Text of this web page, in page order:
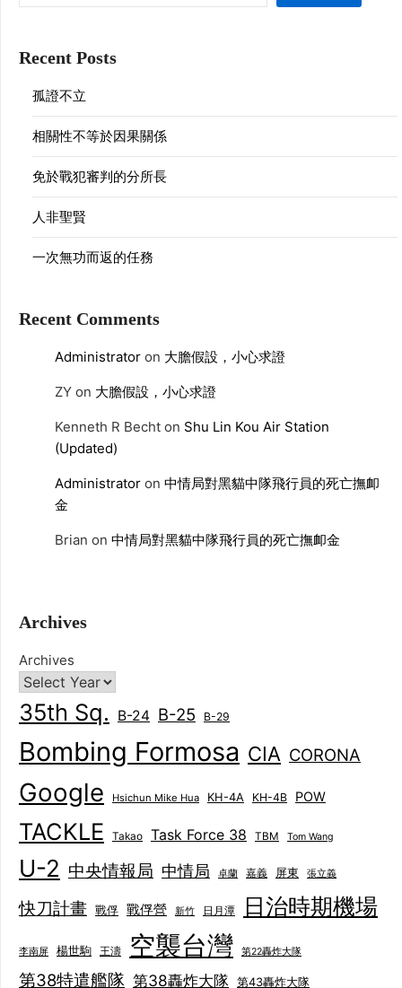
Recent Posts
孤證不立
相關性不等於因果關係
免於戰犯審判的分所長
人非聖賢
一次無功而返的任務
Recent Comments
Administrator on 大膽假設，小心求證
ZY on 大膽假設，小心求證
Kenneth R Becht on Shu Lin Kou Air Station
(Updated)
Administrator on 中情局對黑貓中隊飛行員的死亡撫卹
金
Brian on 中情局對黑貓中隊飛行員的死亡撫卹金
Archives
Archives
35th Sq. B-24 B-25 B-29
Bombing Formosa CIA CORONA
Google Hsichun Mike Hua KH-4A KH-4B POW
TACKLE Takao Task Force 38 TBM Tom Wang
U-2 中央情報局 中情局 卓蘭 嘉義 屏東 張立義
快刀計畫 戰俘 戰俘營 新竹 日月潭 日治時期機場
李南屏 楊世駒 王濤 空襲台灣 第22轟炸大隊
第38特遣艦隊 第38轟炸大隊 第43轟炸大隊